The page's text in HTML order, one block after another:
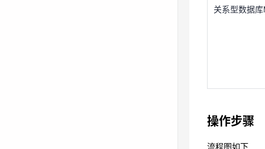
关系型数据
操作步骤
流程图如下